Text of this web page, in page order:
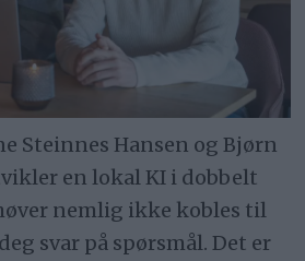
Steinnes Hansen og Bjørn
en lokal KI i dobbelt
nemlig ikke kobles til
svar på spørsmål. Det er